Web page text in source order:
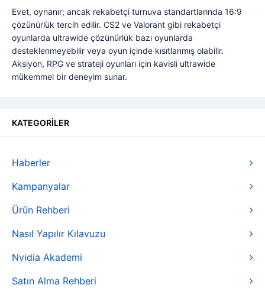
Evet, oynanır; ancak rekabetçi turnuva standartlarında 16:9
çözünürlük tercih edilir. CS2 ve Valorant gibi rekabetçi
oyunlarda ultrawide çözünürlük bazı oyunlarda
desteklenmeyebilir veya oyun içinde kısıtlanmış olabilir.
Aksiyon, RPG ve strateji oyunları için kavisli ultrawide
mükemmel bir deneyim sunar.
KATEGORİLER
Haberler
Kampanyalar
Ürün Rehberi
Nasıl Yapılır Kılavuzu
Nvidia Akademi
Satın Alma Rehberi